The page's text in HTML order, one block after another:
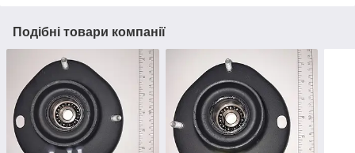
Подібні товари компанії